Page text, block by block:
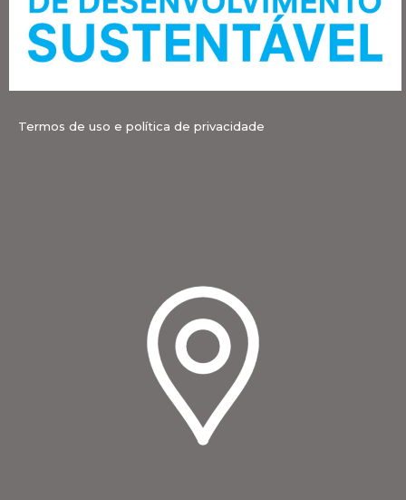
Termos de uso e política de privacidade